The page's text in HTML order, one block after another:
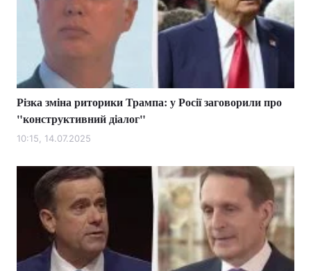
Різка зміна риторики Трампа: у Росії заговорили про
"конструктивний діалог"
10:15, 14.07.2025